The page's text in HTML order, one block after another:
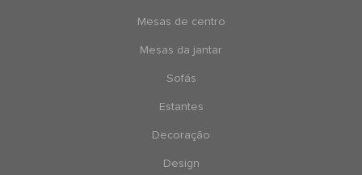
Mesas de centro
Mesas da jantar
Sofás
Estantes
Decoração
Design